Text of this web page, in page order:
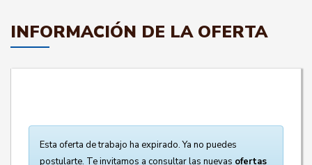
INFORMACIÓN DE LA OFERTA
Esta oferta de trabajo ha expirado. Ya no puedes
postularte. Te invitamos a consultar las nuevas ofertas